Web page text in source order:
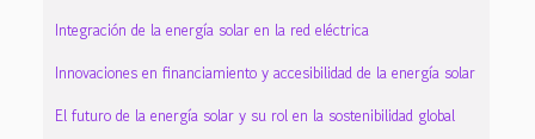
Integración de la energía solar en la red eléctrica
Innovaciones en financiamiento y accesibilidad de la energía solar
El futuro de la energía solar y su rol en la sostenibilidad global